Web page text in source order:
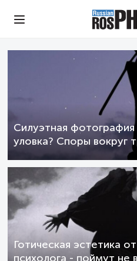
Силуэтная
уловка? Споры вокруг
Готическая эстетика
психолога - поймут не